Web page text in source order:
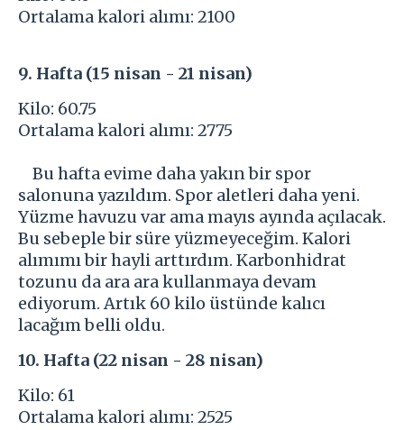
Ortalama kalori alımı: 2100
9. Hafta (15 nisan - 21 nisan)
Kilo: 60.75
Ortalama kalori alımı: 2775
Bu hafta evime daha yakın bir spor
salonuna yazıldım. Spor aletleri daha yeni.
Yüzme havuzu var ama mayıs ayında açılacak.
Bu sebeple bir süre yüzmeyeceğim. Kalori
alımımı bir hayli arttırdım. Karbonhidrat
tozunu da ara ara kullanmaya devam
ediyorum. Artık 60 kilo üstünde kalıcı
lacağım belli oldu.
10. Hafta (22 nisan - 28 nisan)
Kilo: 61
Ortalama kalori alımı: 2525